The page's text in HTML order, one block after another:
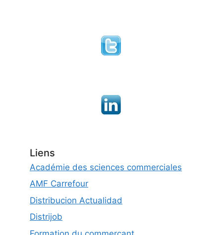
Liens
Académie des sciences commerciales
AMF Carrefour
Distribucion Actualidad
Distrijob